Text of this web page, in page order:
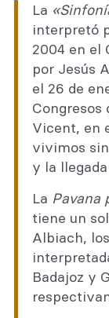
La
interpretó
2004 en el
por Jesús
el 26 de
Congresos
Vicent, en
vivimos
y la
La Pavana
tiene un
Albiach,
Badajoz y